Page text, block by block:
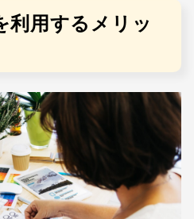
利用するメリッ